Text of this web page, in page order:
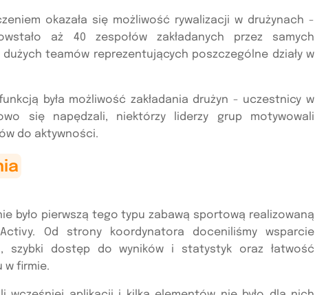
okazała się możliwość rywalizacji w drużynach -
aż 40 zespołów zakładanych przez samych
teamów reprezentujących poszczególne działy w
była możliwość zakładania drużyn - uczestnicy w
się napędzali, niektórzy liderzy grup motywowali
do aktywności.
było pierwszą tego typu zabawą sportową realizowaną
Od strony koordynatora doceniliśmy wsparcie
szybki dostęp do wyników i statystyk oraz łatwość
w firmie.